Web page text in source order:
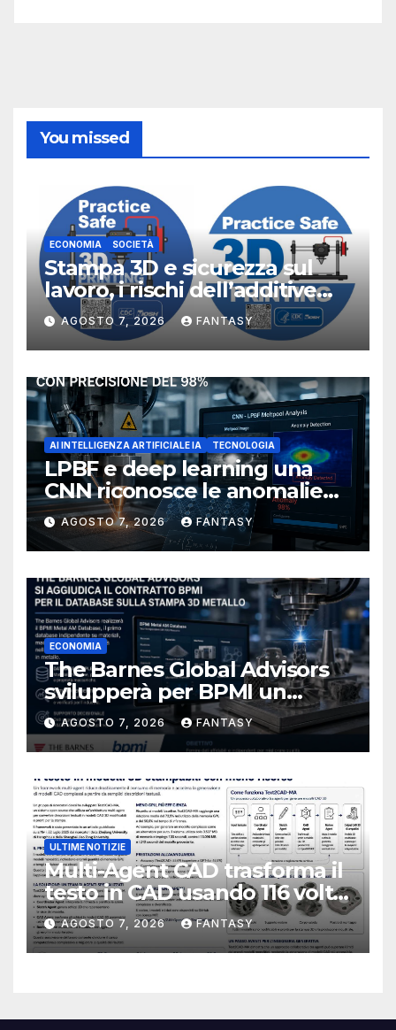
You missed
ECONOMIA SOCIETÀ
Stampa 3D e sicurezza sul
lavoro, i rischi dell’additive
manufacturing secondo
NIOSH
AGOSTO 7, 2026 FANTASY
AI INTELLIGENZA ARTIFICIALE IA TECNOLOGIA
LPBF e deep learning una
CNN riconosce le anomalie
del bagno di fusione
AGOSTO 7, 2026 FANTASY
ECONOMIA
The Barnes Global Advisors
svilupperà per BPMI un
database per la stampa 3D
metallica destinata alla filiera
navale statunitense
AGOSTO 7, 2026 FANTASY
ULTIME NOTIZIE
Multi-Agent CAD trasforma il
testo in CAD usando 116 volte
meno token
AGOSTO 7, 2026 FANTASY